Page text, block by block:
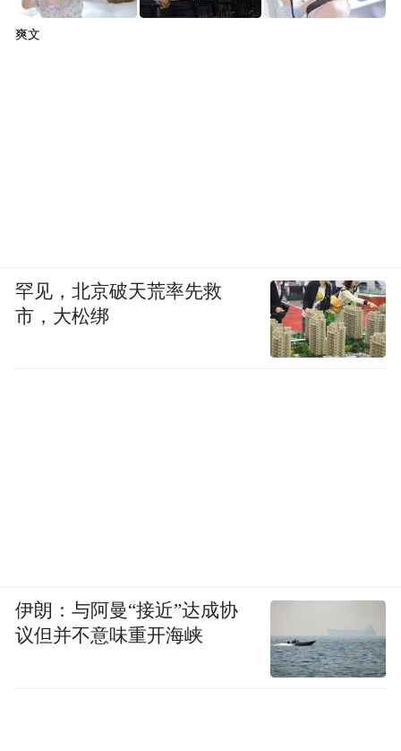
爽文
罕见，北京破天荒率先救
市，大松绑
伊朗：与阿曼“接近”达成协
议但并不意味重开海峡